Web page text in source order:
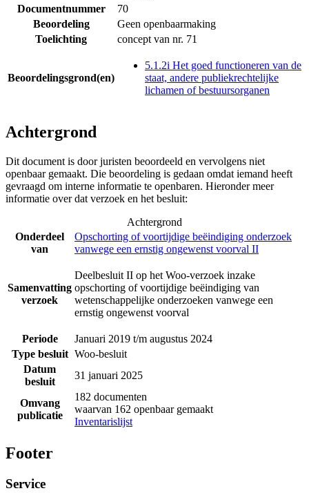
Documentnummer
70
Beoordeling
Geen openbaarmaking
Toelichting
concept van nr. 71
Beoordelingsgrond(en)
5.1.2i Het goed functioneren van de
staat, andere publiekrechtelijke
lichamen of bestuursorganen
Achtergrond
Dit document is door juristen beoordeeld en vervolgens niet
openbaar gemaakt. Die beoordeling is gedaan omdat iemand heeft
gevraagd om interne informatie te openbaren. Hieronder meer
informatie over dat verzoek en het besluit:
Achtergrond
Onderdeel
van
Opschorting of voortijdige beëindiging onderzoek
vanwege een ernstig ongewenst voorval II
Samenvatting
verzoek
Deelbesluit II op het Woo-verzoek inzake
opschorting of voortijdige beëindiging van
wetenschappelijke onderzoeken vanwege een
ernstig ongewenst voorval
Periode
Januari 2019 t/m augustus 2024
Type besluit Woo-besluit
Datum
besluit
31 januari 2025
Omvang
publicatie
182 documenten
waarvan 162 openbaar gemaakt
Inventarislijst
Footer
Service